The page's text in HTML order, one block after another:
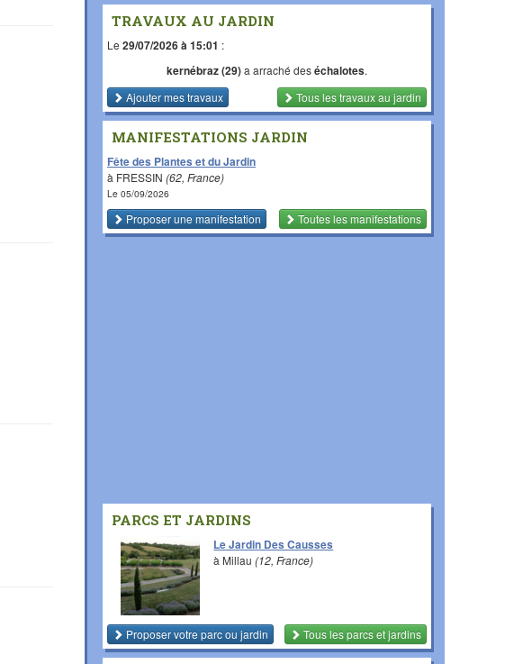
TRAVAUX AU JARDIN
Le 29/07/2026 à 15:01 :
kernébraz (29)a arraché deséchalotes.
Ajouter mes travaux
Tous les travauxau jardin
MANIFESTATIONS JARDIN
Fête des Plantes et du Jardin
à FRESSIN (62, France)
Le 05/09/2026
Proposer une manifestation Toutes les manifestations
PARCS ET JARDINS
Le Jardin Des Causses
à Millau(12, France)
Proposer votre parc ou jardin Tous les parcs et jardins